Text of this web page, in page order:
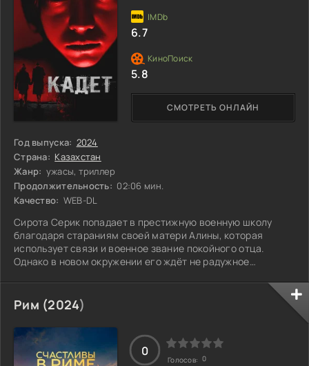
Год выпуска: 2024
Страна: Казахстан
Жанр: ужасы, триллер
Продолжительность: 02:06 мин.
Качество: WEB-DL
Сирота Серик попадает в престижную военную школу
благодаря стараниям своей матери Алины, которая
использует связи и военное звание покойного отца.
Однако в новом окружении его ждёт не радужное
его с девочкой, а директор, посмотрев на Серика,
считает, что ему здесь не место. Со временем мальчику
становится всё труднее справляться с давлением: он
теряет свою индивидуальность и начинает меняться не в
лучшую сторону. Алина пытается поддержать
СМОТРЕТЬ ОНЛАЙН
6.7
5.8
Рим (2024)
0
Голосов: 0